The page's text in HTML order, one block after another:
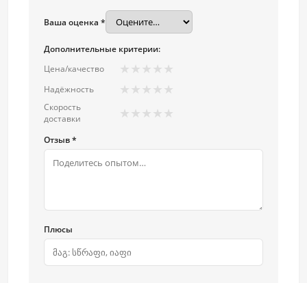
Ваша оценка *
Дополнительные критерии:
Цена/качество
★ ★ ★ ★ ★
Надёжность ★ ★ ★ ★ ★
Скорость
доставки
★ ★ ★ ★ ★
Отзыв *
Плюсы